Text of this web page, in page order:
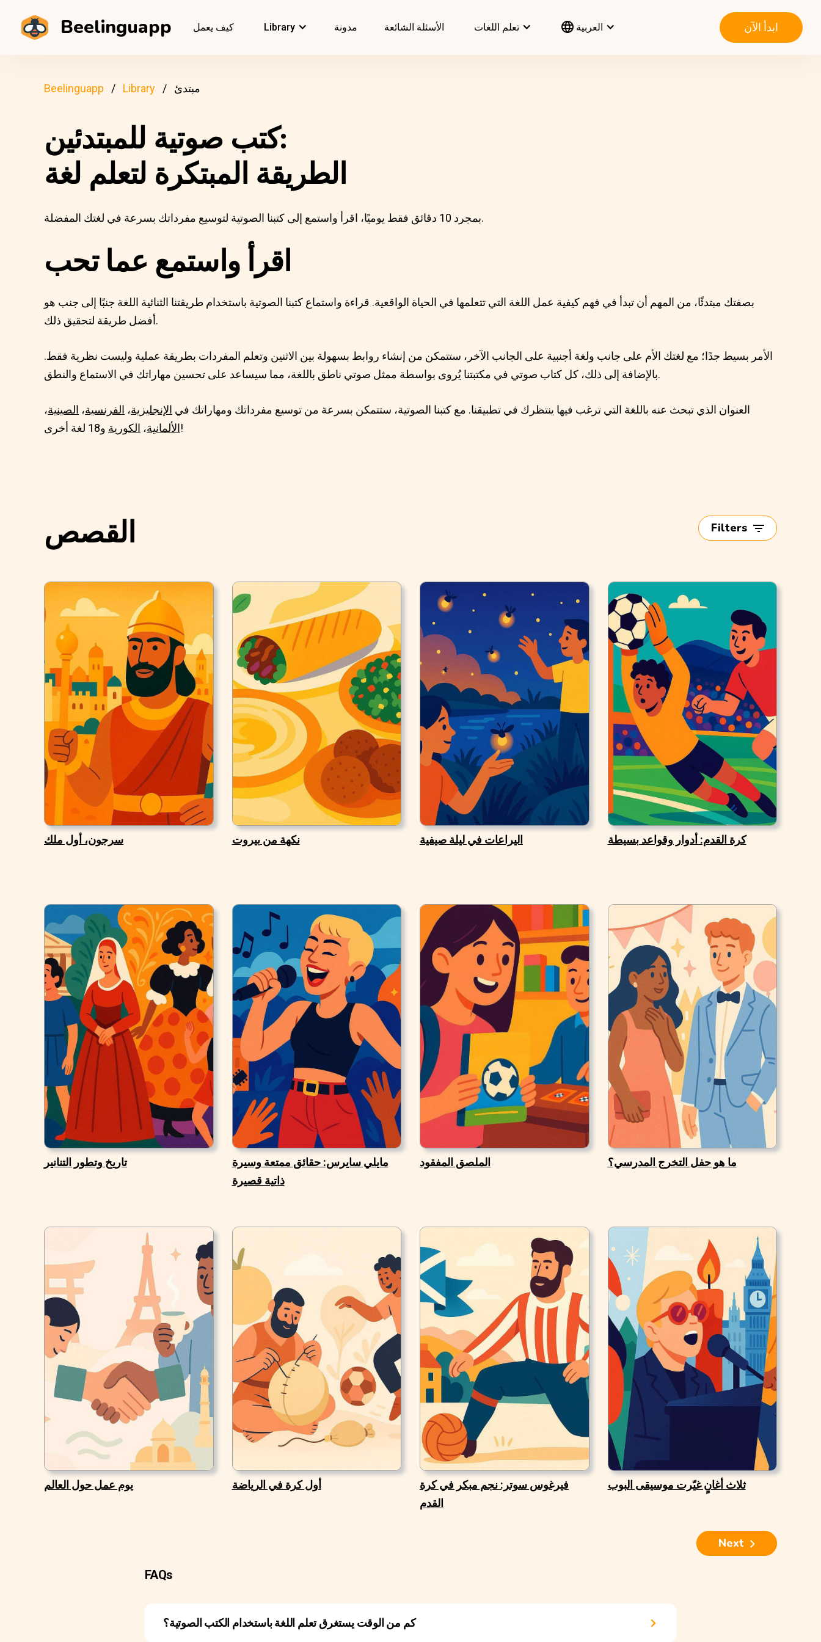
Beelinguapp كيف يعمل Library مدونة الأسئلة الشائعة تعلم اللغات العربية ابدأ الآن
Beelinguapp Library مبتدئ
كتب صوتية للمبتدئين:
الطريقة المبتكرة لتعلم لغة
بمجرد 10 دقائق فقط يوميًا، اقرأ واستمع إلى كتبنا الصوتية لتوسيع مفرداتك بسرعة في لغتك المفضلة.
اقرأ واستمع عما تحب
بصفتك مبتدئًا، من المهم أن تبدأ في فهم كيفية عمل اللغة التي تتعلمها في الحياة الواقعية. قراءة واستماع كتبنا الصوتية باستخدام طريقتنا الثنائية اللغة جنبًا إلى جنب هو
أفضل طريقة لتحقيق ذلك.
الأمر بسيط جدًا؛ مع لغتك الأم على جانب ولغة أجنبية على الجانب الآخر، ستتمكن من إنشاء روابط بسهولة بين الاثنين وتعلم المفردات بطريقة عملية وليست نظرية فقط.
بالإضافة إلى ذلك، كل كتاب صوتي في مكتبتنا يُروى بواسطة ممثل صوتي ناطق باللغة، مما سيساعد على تحسين مهاراتك في الاستماع والنطق.
العنوان الذي تبحث عنه باللغة التي ترغب فيها ينتظرك في تطبيقنا. مع كتبنا الصوتية، ستتمكن بسرعة من توسيع مفرداتك ومهاراتك في الإنجليزية، الفرنسية، الصينية،
الألمانية، الكورية و18 لغة أخرى!
القصص Filters
سرجون، أول ملك نكهة من بيروت اليراعات في ليلة صيفية كرة القدم: أدوار وقواعد بسيطة
تاريخ وتطور التنانير
مايلي سايرس: حقائق ممتعة وسيرة
ذاتية قصيرة
الملصق المفقود ما هو حفل التخرج المدرسي؟
يوم عمل حول العالم أول كرة في الرياضة
فيرغوس سوتر: نجم مبكر في كرة
القدم
ثلاث أغانٍ غيّرت موسيقى البوب
Next
FAQs
كم من الوقت يستغرق تعلم اللغة باستخدام الكتب الصوتية؟